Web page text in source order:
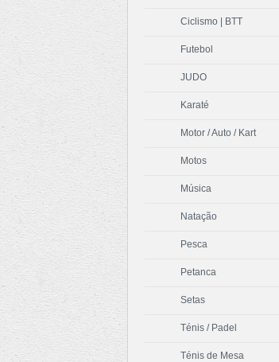
Ciclismo | BTT
Futebol
JUDO
Karaté
Motor / Auto / Kart
Motos
Música
Natação
Pesca
Petanca
Setas
Ténis / Padel
Ténis de Mesa